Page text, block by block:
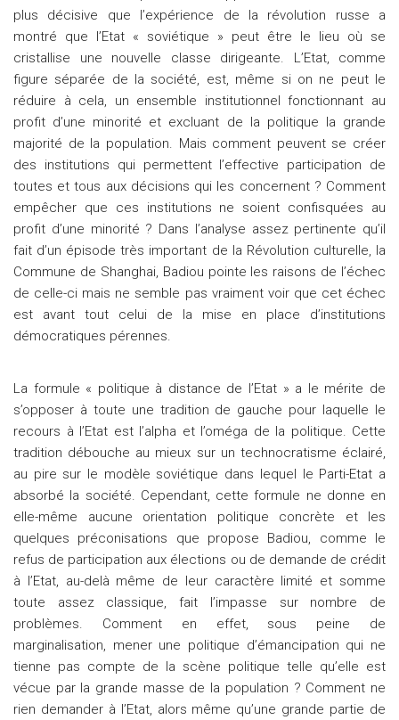
plus décisive que l’expérience de la révolution russe a
montré que l’Etat « soviétique » peut être le lieu où se
cristallise une nouvelle classe dirigeante. L’Etat, comme
figure séparée de la société, est, même si on ne peut le
réduire à cela, un ensemble institutionnel fonctionnant au
profit d’une minorité et excluant de la politique la grande
majorité de la population. Mais comment peuvent se créer
des institutions qui permettent l’effective participation de
toutes et tous aux décisions qui les concernent ? Comment
empêcher que ces institutions ne soient confisquées au
profit d’une minorité ? Dans l’analyse assez pertinente qu’il
fait d’un épisode très important de la Révolution culturelle, la
Commune de Shanghai, Badiou pointe les raisons de l’échec
de celle-ci mais ne semble pas vraiment voir que cet échec
est avant tout celui de la mise en place d’institutions
démocratiques pérennes.
La formule « politique à distance de l’Etat » a le mérite de
s’opposer à toute une tradition de gauche pour laquelle le
recours à l’Etat est l’alpha et l’oméga de la politique. Cette
tradition débouche au mieux sur un technocratisme éclairé,
au pire sur le modèle soviétique dans lequel le Parti-Etat a
absorbé la société. Cependant, cette formule ne donne en
elle-même aucune orientation politique concrète et les
quelques préconisations que propose Badiou, comme le
refus de participation aux élections ou de demande de crédit
à l’Etat, au-delà même de leur caractère limité et somme
toute assez classique, fait l’impasse sur nombre de
problèmes. Comment en effet, sous peine de
marginalisation, mener une politique d’émancipation qui ne
tienne pas compte de la scène politique telle qu’elle est
vécue par la grande masse de la population ? Comment ne
rien demander à l’Etat, alors même qu’une grande partie de